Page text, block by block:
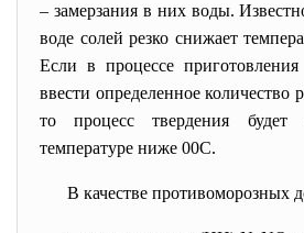
– замерзания в них воды.
воде солей резко снижает
Если в процессе
ввести определенное количество
то процесс твердения
температуре ниже 00С.
В качестве противоморозных